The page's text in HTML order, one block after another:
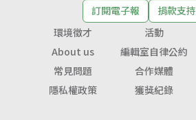
訂閱電子報
捐款支持
環境徵才
活動
About us
編輯室自律公約
常見問題
合作媒體
隱私權政策
獲獎紀錄